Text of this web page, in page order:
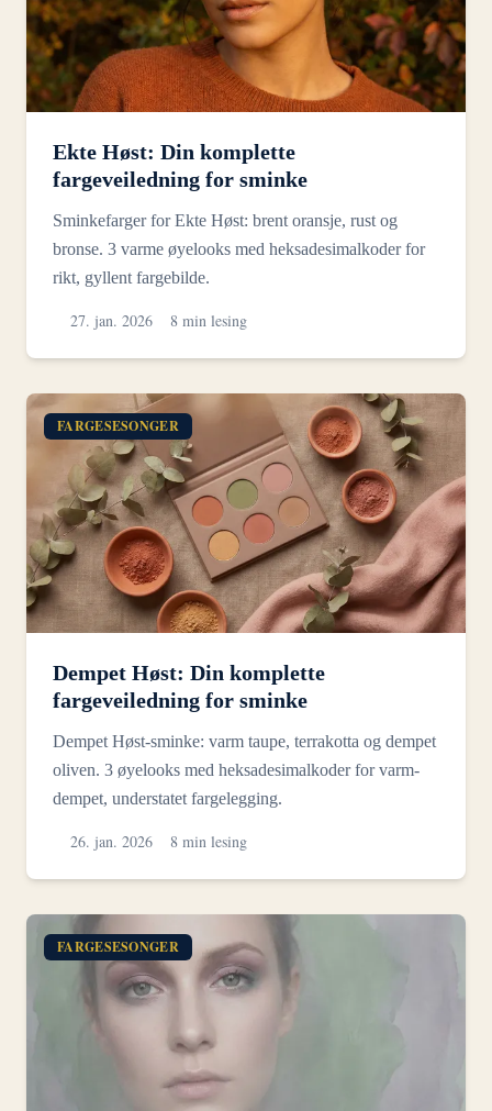
Ekte Høst: Din komplette
fargeveiledning for sminke
Sminkefarger for Ekte Høst: brent oransje, rust og
bronse. 3 varme øyelooks med heksadesimalkoder for
rikt, gyllent fargebilde.
27. jan. 2026 8 min lesing
FARGESESONGER
Dempet Høst: Din komplette
fargeveiledning for sminke
Dempet Høst-sminke: varm taupe, terrakotta og dempet
oliven. 3 øyelooks med heksadesimalkoder for varm-
dempet, understatet fargelegging.
26. jan. 2026 8 min lesing
FARGESESONGER